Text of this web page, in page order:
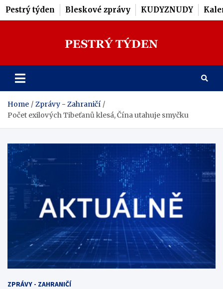
Pestrý týden Bleskové zprávy KUDYZNUDY
Pestrý Týden
Home
Zprávy - Zahraničí
Počet exilových Tibeťanů klesá, Čína utahuje smyčku
ZPRÁVY - ZAHRANIČÍ